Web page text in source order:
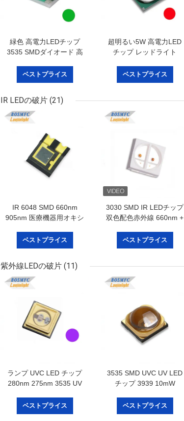
緑色 高電力LEDチップ
3535 SMDダイオード 高
ベストプライス
超明るい5W 高電力LED
チップ レッドライト
ベストプライス
IR LEDの破片 (21)
IR 6048 SMD 660nm
905nm 医療機器用オキシ
ップ
ベストプライス
3030 SMD IR LEDチップ
双色配色赤外線 660nm +
ト 美容療法
ベストプライス
紫外線LEDの破片 (11)
ランプ UVC LED チップ
280nm 275nm 3535 UV
ベストプライス
3535 SMD UVC UV LED
チップ 3939 10mW
280nm LEDランプ用
ベストプライス